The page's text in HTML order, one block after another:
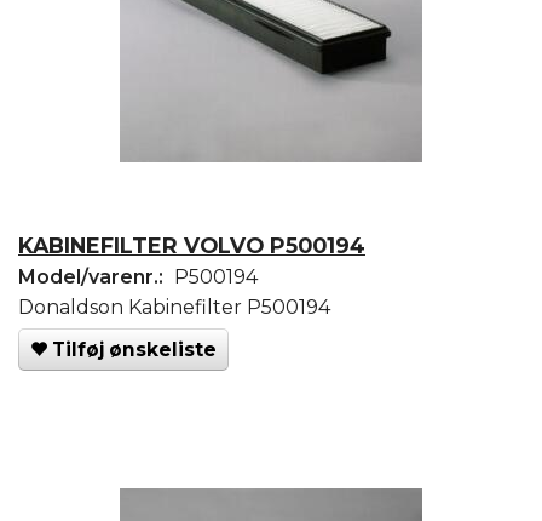
KABINEFILTER VOLVO P500194
Model/varenr.:
P500194
Donaldson Kabinefilter P500194
Tilføj ønskeliste